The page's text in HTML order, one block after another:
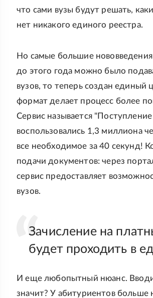
что сами вузы будут решать,
нет никакого единого реестра.
Но самые большие
до этого года можно было
вузов, то теперь создан единый
формат делает процесс более
Сервис называется
воспользовались 1,3 миллиона
все необходимое за 40 секунд!
подачи документов: через
сервис предоставляет
вузов.
Зачисление на
будет проходить в
И еще любопытный нюанс.
значит? У абитуриентов